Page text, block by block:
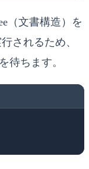
（文書構造）を
されるため、
待ちます。